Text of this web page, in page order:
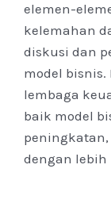
elemen-
kelemahan
diskusi dan
model bisnis.
lembaga
baik model
dengan lebih